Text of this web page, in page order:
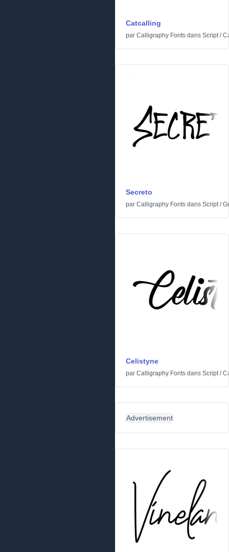
Catcalling
par Calligraphy Fonts dans Script/
Secreto
par Calligraphy Fonts dans Script/
Celistyne
par Calligraphy Fonts dans Script/
Advertisement